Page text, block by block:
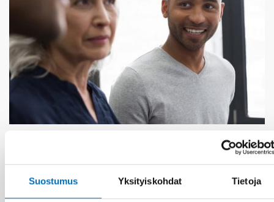
Suostumus Yksityiskohdat Tietoja
First call for abstracts: Nordic Alcohol and
Drug Researchers’ Assembly 2021